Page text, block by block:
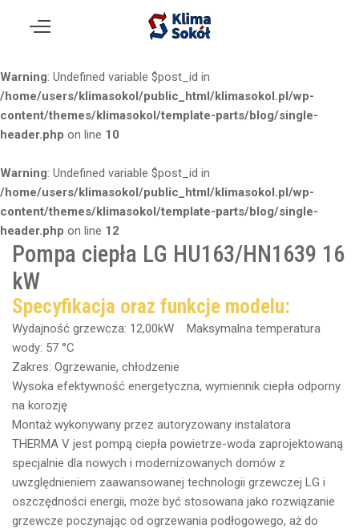
Warning: Undefined variable $post_id in
/home/users/klimasokol/public_html/klimasokol.pl/wp-
content/themes/klimasokol/template-parts/blog/single-
header.php on line 10
Warning: Undefined variable $post_id in
/home/users/klimasokol/public_html/klimasokol.pl/wp-
content/themes/klimasokol/template-parts/blog/single-
header.php on line 12
Pompa ciepła LG HU163/HN1639 16
kW
Specyfikacja oraz funkcje modelu:
Wydajność grzewcza: 12,00kW Maksymalna temperatura
wody: 57 °C
Zakres: Ogrzewanie, chłodzenie
Wysoka efektywność energetyczna, wymiennik ciepła odporny
na korozję
Montaż wykonywany przez autoryzowany instalatora
THERMA V jest pompą ciepła powietrze-woda zaprojektowaną
specjalnie dla nowych i modernizowanych domów z
uwzględnieniem zaawansowanej technologii grzewczej LG i
oszczędności energii, może być stosowana jako rozwiązanie
grzewcze poczynając od ogrzewania podłogowego, aż do